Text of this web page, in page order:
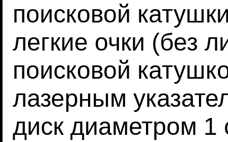
поисковой
легкие очки (без
поисковой
лазерным
диск диаметром